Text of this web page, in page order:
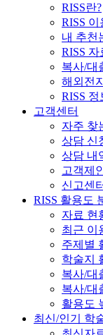
RISS란?
RISS
내 추천
RISS
복사/대
해외전
RISS
고객센터
자주 찾
상담 신
상담 내
고객제
신고센
RISS 활용도
자료 현
최근 이
주제별
학술지
복사/대
복사/대
활용도
최신/인기 학